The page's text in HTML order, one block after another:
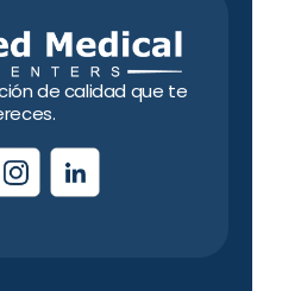
de calidad que te